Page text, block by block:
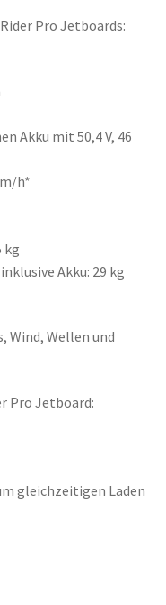
Pro Jetboards:
Akku mit 50,4 V, 46
h*
kg
Akku: 29 kg
Wind, Wellen und
Pro Jetboard:
gleichzeitigen Laden